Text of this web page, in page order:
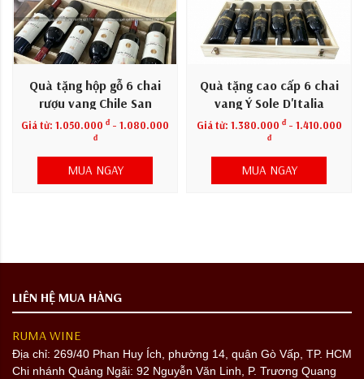
Quà tặng hộp gỗ 6 chai
rượu vang Chile San
Rozas
Giá từ: 1.050.000 đ - 1.080.000
đ
MUA NGAY
Quà tặng cao cấp 6 chai
vang Ý Sole D'Italia
Giá từ: 1.380.000 đ- 1.410.000
đ
MUA NGAY
LIÊN HỆ MUA HÀNG
RUMA WINE
Địa chỉ: 269/40 Phan Huy Ích, phường 14, quận Gò Vấp, TP. HCM
Chi nhánh Quảng Ngãi: 92 Nguyễn Văn Linh, P. Trương Quang